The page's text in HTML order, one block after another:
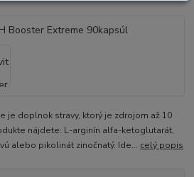
je doplnok stravy, ktorý je zdrojom až 10
nájdete: L-arginín alfa-ketoglutarát,
alebo pikolinát zinočnatý. Ide... celý popis